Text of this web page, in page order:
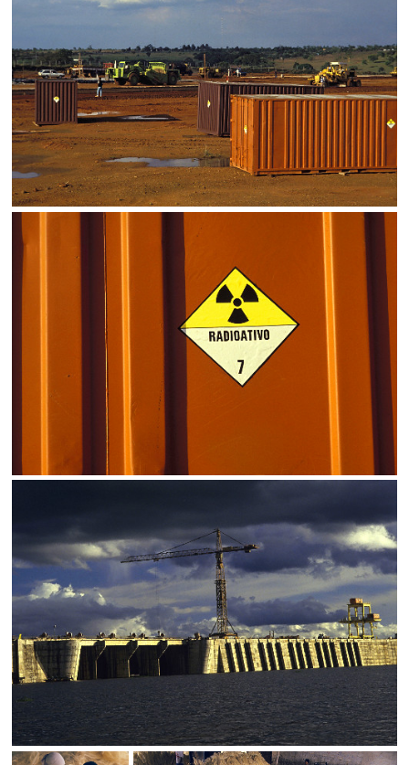
SALVAR